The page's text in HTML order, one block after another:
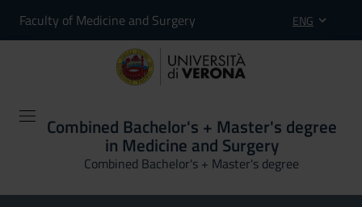
Faculty of Medicine and Surgery ENG
Combined Bachelor's + Master's degree
in Medicine and Surgery
Combined Bachelor's + Master's degree